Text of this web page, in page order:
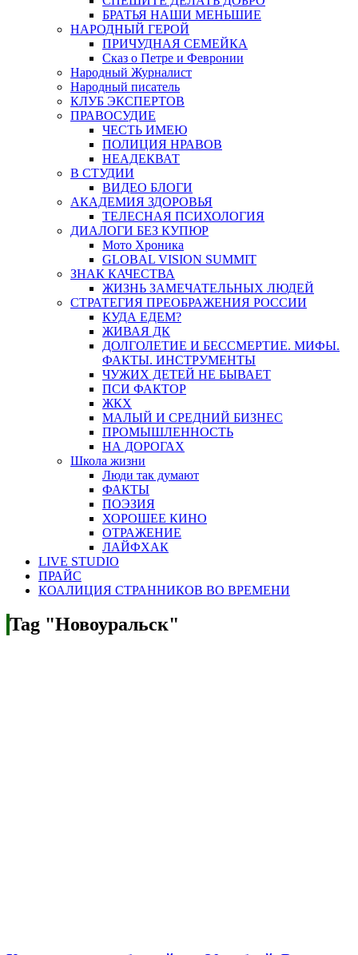
БРАТЬЯ НАШИ МЕНЬШИЕ
НАРОДНЫЙ ГЕРОЙ
ПРИЧУДНАЯ СЕМЕЙКА
Сказ о Петре и Февронии
Народный Журналист
Народный писатель
КЛУБ ЭКСПЕРТОВ
ПРАВОСУДИЕ
ЧЕСТЬ ИМЕЮ
ПОЛИЦИЯ НРАВОВ
НЕАДЕКВАТ
В СТУДИИ
ВИДЕО БЛОГИ
АКАДЕМИЯ ЗДОРОВЬЯ
ТЕЛЕСНАЯ ПСИХОЛОГИЯ
ДИАЛОГИ БЕЗ КУПЮР
Мото Хроника
GLOBAL VISION SUMMIT
ЗНАК КАЧЕСТВА
ЖИЗНЬ ЗАМЕЧАТЕЛЬНЫХ ЛЮДЕЙ
СТРАТЕГИЯ ПРЕОБРАЖЕНИЯ РОССИИ
КУДА ЕДЕМ?
ЖИВАЯ ДК
ДОЛГОЛЕТИЕ И БЕССМЕРТИЕ. МИФЫ.
ФАКТЫ. ИНСТРУМЕНТЫ
ЧУЖИХ ДЕТЕЙ НЕ БЫВАЕТ
ПСИ ФАКТОР
ЖКХ
МАЛЫЙ И СРЕДНИЙ БИЗНЕС
ПРОМЫШЛЕННОСТЬ
НА ДОРОГАХ
Школа жизни
Люди так думают
ФАКТЫ
ПОЭЗИЯ
ХОРОШЕЕ КИНО
ОТРАЖЕНИЕ
ЛАЙФХАК
LIVE STUDIO
ПРАЙС
КОАЛИЦИЯ СТРАННИКОВ ВО ВРЕМЕНИ
Tag "Новоуральск"